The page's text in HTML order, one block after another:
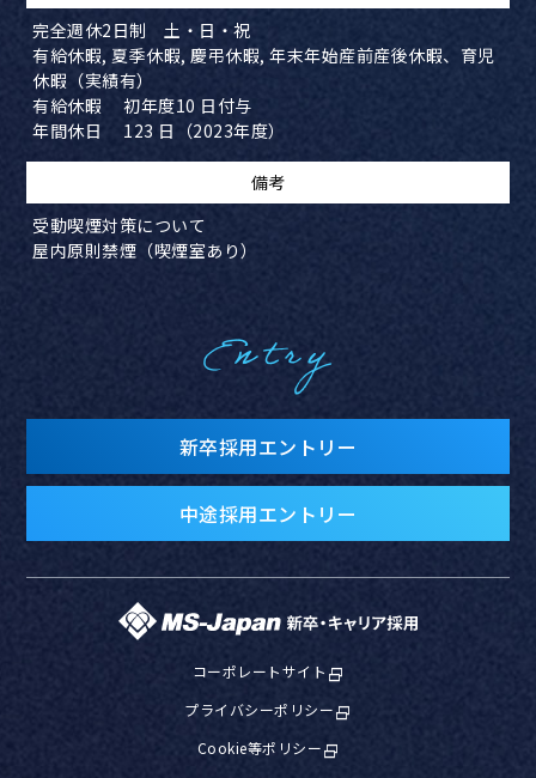
完全週休2日制 土・日・祝
有給休暇, 夏季休暇, 慶弔休暇, 年末年始産前産後休暇、育児
休暇（実績有）
有給休暇 初年度10 日付与
年間休日 123 日（2023年度）
備考
受動喫煙対策について
屋内原則禁煙（喫煙室あり）
Entry
新卒採用エントリー
中途採用エントリー
コーポレートサイト
プライバシーポリシー
Cookie等ポリシー